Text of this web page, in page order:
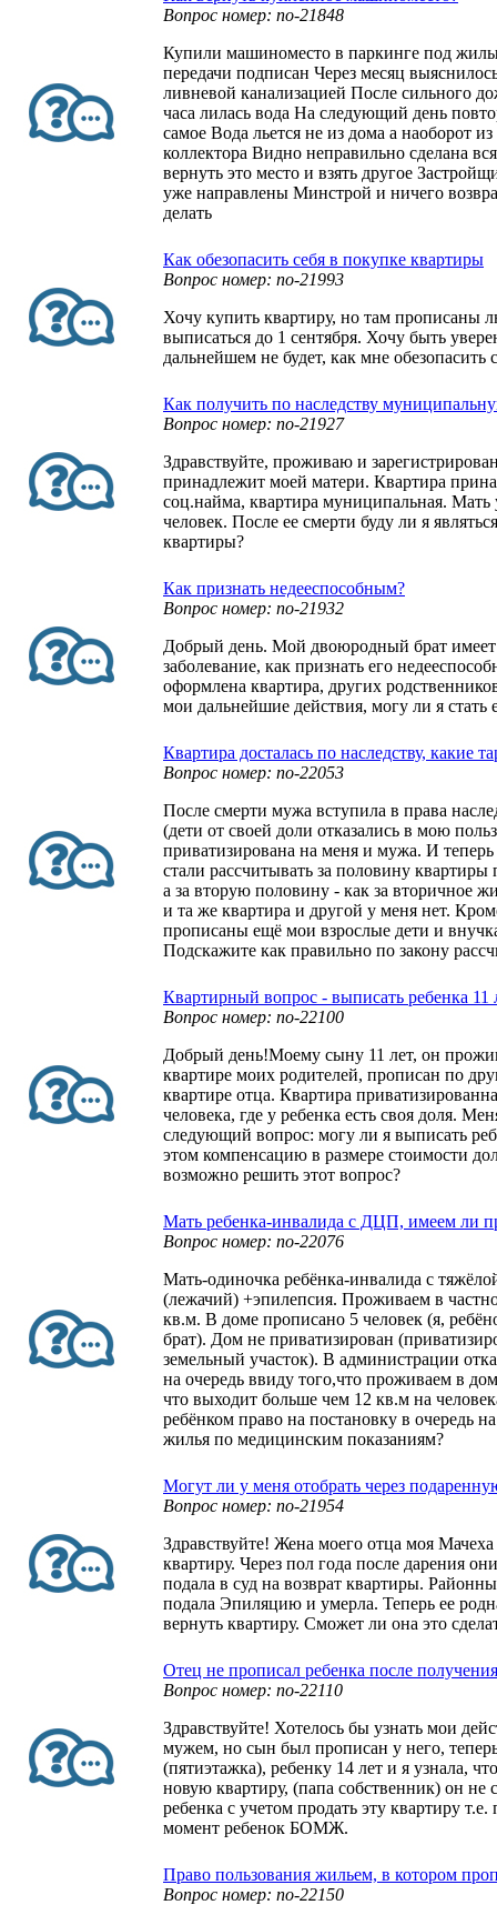
Вопрос номер: no-21848
Купили машиноместо в паркинге под
передачи подписан Через месяц
ливневой канализацией После сильного
часа лилась вода На следующий день
самое Вода льется не из дома а наоборот
коллектора Видно неправильно сделана
вернуть это место и взять другое
уже направлены Минстрой и ничего
делать
Как обезопасить себя в покупке квартиры
Вопрос номер: no-21993
Хочу купить квартиру, но там прописаны
выписаться до 1 сентября. Хочу быть
дальнейшем не будет, как мне обезопасить
Как получить по наследству
Вопрос номер: no-21927
Здравствуйте, проживаю и
принадлежит моей матери. Квартира
соц.найма, квартира муниципальная.
человек. После ее смерти буду ли я
квартиры?
Как признать недееспособным?
Вопрос номер: no-21932
Добрый день. Мой двоюродный брат имеет
заболевание, как признать его
оформлена квартира, других
мои дальнейшие действия, могу ли я стать
Квартира досталась по наследству, какие
Вопрос номер: no-22053
После смерти мужа вступила в права
(дети от своей доли отказались в мою
приватизирована на меня и мужа. И
стали рассчитывать за половину
а за вторую половину - как за вторичное
и та же квартира и другой у меня нет.
прописаны ещё мои взрослые дети и
Подскажите как правильно по закону
Квартирный вопрос - выписать ребенка 11
Вопрос номер: no-22100
Добрый день!Моему сыну 11 лет, он
квартире моих родителей, прописан по
квартире отца. Квартира
человека, где у ребенка есть своя доля.
следующий вопрос: могу ли я выписать
этом компенсацию в размере стоимости
возможно решить этот вопрос?
Мать ребенка-инвалида с ДЦП, имеем ли
Вопрос номер: no-22076
Мать-одиночка ребёнка-инвалида с
(лежачий) +эпилепсия. Проживаем в
кв.м. В доме прописано 5 человек (я,
брат). Дом не приватизирован
земельный участок). В администрации
на очередь ввиду того,что проживаем в
что выходит больше чем 12 кв.м на
ребёнком право на постановку в очередь
жилья по медицинским показаниям?
Могут ли у меня отобрать через
Вопрос номер: no-21954
Здравствуйте! Жена моего отца моя
квартиру. Через пол года после дарения
подала в суд на возврат квартиры.
подала Эпиляцию и умерла. Теперь ее
вернуть квартиру. Сможет ли она это
Отец не прописал ребенка после
Вопрос номер: no-22110
Здравствуйте! Хотелось бы узнать мои
мужем, но сын был прописан у него,
(пятиэтажка), ребенку 14 лет и я узнала,
новую квартиру, (папа собственник) он не
ребенка с учетом продать эту квартиру
момент ребенок БОМЖ.
Право пользования жильем, в котором
Вопрос номер: no-22150